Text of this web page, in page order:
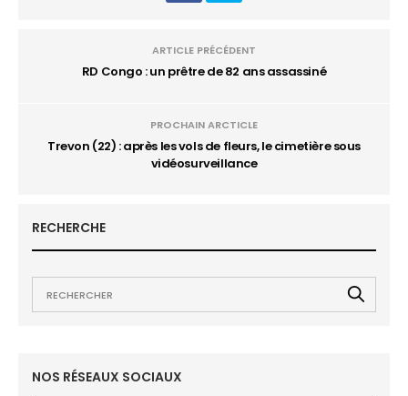
ARTICLE PRÉCÉDENT
RD Congo : un prêtre de 82 ans assassiné
PROCHAIN ARCTICLE
Trevon (22) : après les vols de fleurs, le cimetière sous
vidéosurveillance
RECHERCHE
NOS RÉSEAUX SOCIAUX